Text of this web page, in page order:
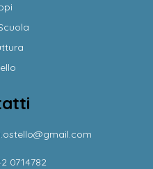
0714782